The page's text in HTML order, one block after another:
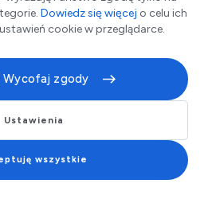
Dowiedz się więcej o celu ich
cookie w przeglądarce.
Wycofaj zgody
Ustawienia
wszystkie